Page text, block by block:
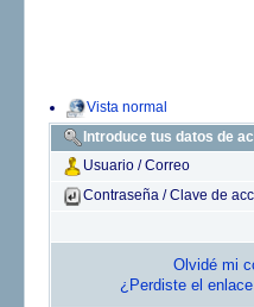
Vista normal
Introduce tus datos de
Usuario / Correo
Contraseña / Clave de
Olvidé mi
¿Perdiste el